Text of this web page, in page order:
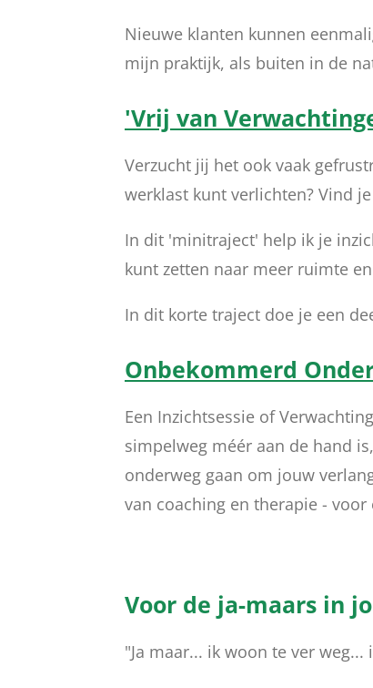
Nieuwe klanten kunnen
mijn praktijk, als buiten in de
'Vrij van
Verzucht jij het ook vaak
werklast kunt verlichten? Vind
In dit 'minitraject' help ik je
kunt zetten naar meer ruimte
In dit korte traject doe je een
Onbekommerd
Een Inzichtsessie of
simpelweg méér aan de hand
onderweg gaan om jouw
van coaching en therapie -
Voor de ja-maars in
"Ja maar... ik woon te ver